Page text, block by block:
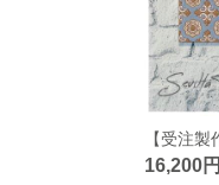
16,200円